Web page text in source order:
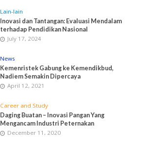
Lain-lain
Inovasi dan Tantangan: Evaluasi Mendalam
terhadap Pendidikan Nasional
July 17, 2024
News
Kemenristek Gabung ke Kemendikbud,
Nadiem Semakin Dipercaya
April 12, 2021
Career and Study
Daging Buatan – Inovasi Pangan Yang
Mengancam Industri Peternakan
December 11, 2020